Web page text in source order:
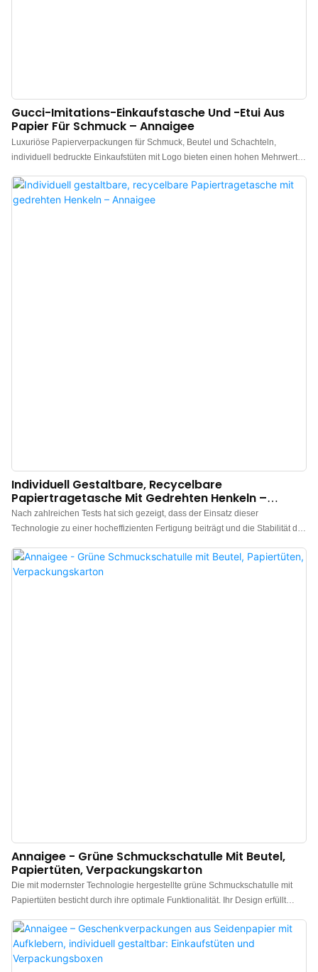
Gucci-Imitations-Einkaufstasche Und -Etui Aus
Papier Für Schmuck – Annaigee
Luxuriöse Papierverpackungen für Schmuck, Beutel und Schachteln,
individuell bedruckte Einkaufstüten mit Logo bieten einen hohen Mehrwert
Daher haben sie vom Markt einhellig positive Resonanz erhalten. Darüber
hinaus bieten sie vielfältige Anwendungsmöglichkeiten, unter anderem für
Individuell Gestaltbare, Recycelbare
Papiertragetasche Mit Gedrehten Henkeln –
Annaigee
Nach zahlreichen Tests hat sich gezeigt, dass der Einsatz dieser
Technologie zu einer hocheffizienten Fertigung beiträgt und die Stabilität der
hochwertigem Kraftpapier mit gedrehten Henkeln gewährleistet. Sie finden
breite Anwendung im Bereich der Papiertüten und sind die Investition
Annaigee - Grüne Schmuckschatulle Mit Beutel,
Papiertüten, Verpackungskarton
Die mit modernster Technologie hergestellte grüne Schmuckschatulle mit
Papiertüten besticht durch ihre optimale Funktionalität. Ihr Design erfüllt
erwiesen, da sie im Vergleich zu anderen Produkten auf dem Markt
herausragende Eigenschaften aufweist.